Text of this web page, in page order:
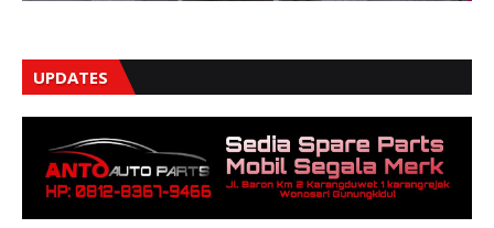
UPDATES